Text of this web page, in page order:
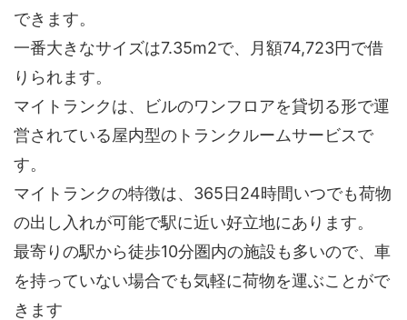
できます。
一番大きなサイズは7.35m2で、月額74,723円で借
りられます。
マイトランクは、ビルのワンフロアを貸切る形で運
営されている屋内型のトランクルームサービスで
す。
マイトランクの特徴は、365日24時間いつでも荷物
の出し入れが可能で駅に近い好立地にあります。
最寄りの駅から徒歩10分圏内の施設も多いので、車
を持っていない場合でも気軽に荷物を運ぶことがで
きます